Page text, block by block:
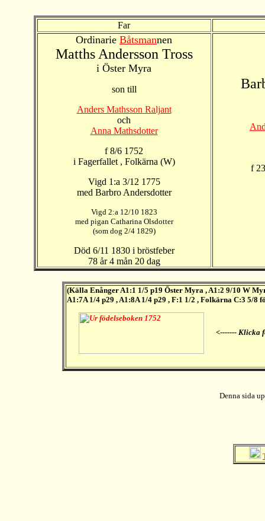
Far
Ordinarie Båtsmannen
Matths Andersson Tross
i Öster Myra
son till
Anders Mathsson Raljant
och
Anna Mathsdotter
f 8/6 1752
i Fagerfallet , Folkärna (W)
Vigd 1:a 3/12 1775
med Barbro Andersdotter
Vigd 2:a 12/10 1823
med pigan Catharina Olsdotter
(som dog 2/4 1829)
Död 6/11 1830 i bröstfeber
78 år 4 mån 20 dag
f
(Källa Enånger A1:1 1/5 p19 Öster Myra , A1:2 9/10 W
A1:7A 1/4 p29 , A1:8A 1/4 p29 , F:1 1/2 , Folkärna C:3 5/8
<------- Klicka
Denna sida